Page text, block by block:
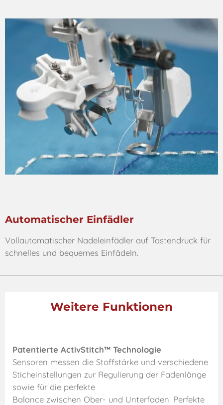
Automatischer Einfädler
Vollautomatischer Nadeleinfädler auf Tastendruck für
schnelles und bequemes Einfädeln.
Weitere Funktionen
Patentierte ActivStitch™ Technologie
Sensoren messen die Stoffstärke und verschiedene
Sticheinstellungen zur Regulierung der Fadenlänge
sowie für die perfekte
Balance zwischen Ober- und Unterfaden. Perfekte